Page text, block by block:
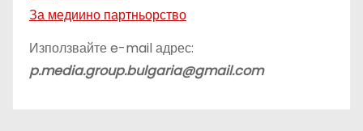
За медиино партньорство
Използвайте e-mail адрес:
p.media.group.bulgaria@gmail.com